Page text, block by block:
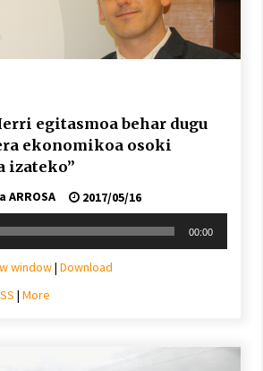
inguruko tailerraren audioa
ingurua: irratia, podcastak
ondoren zer?
2021/11/12
egitasmoa behar dugu
ekonomikoa osoki
izateko”
2017/05/16
00:00
window| Download
| More